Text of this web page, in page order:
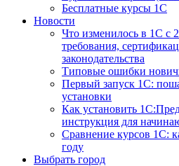
Бесплатные курсы 1С
Новости
Что изменилось в 1С с
требования,
законодательства
Типовые ошибки
Первый запуск 1С:
установки
Как установить
инструкция для
Сравнение курсов 1С:
году
Выбрать город